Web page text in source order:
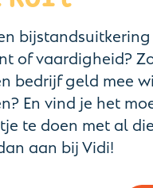
of vaardigheid?
bedrijf geld mee
En vind je het
te doen met al
aan bij Vidi!